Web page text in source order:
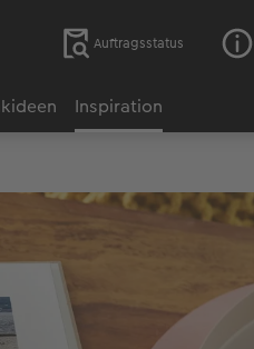
Auftragsstatus
Inspiration